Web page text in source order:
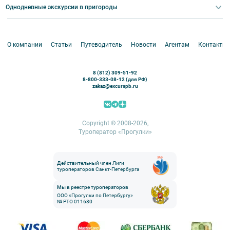
Круизы
Корпоративные мероприятия
Аренда водного транспорта
Однодневные экскурсии в пригороды
Кронштадт
Ораниенбаум
Пушкин (Царское село)
О компании Статьи Путеводитель Новости Агентам Контакты
8 (812) 309-51-92
8-800-333-08-12 (для РФ)
zakaz@excurspb.ru
Copyright © 2008-2026,
Туроператор «Прогулки»
Действительный член Лиги
туроператоров Санкт-Петербурга
Мы в реестре туроператоров
ООО «Прогулки по Петербургу»
№ РТО 011680